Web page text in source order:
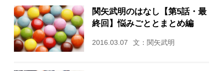
関矢武明のはなし【第5話・最
終回】悩みごととまとめ編
2016.03.07 文：関矢武明